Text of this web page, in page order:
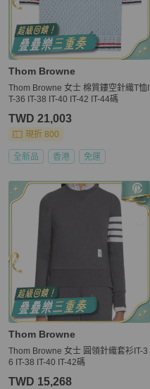
Thom Browne
Thom Browne 女士 棉質鏤空針織T恤I
T-36 IT-38 IT-40 IT-42 IT-44碼
TWD 21,003
現折 800
全新品 香港 免運
Thom Browne
Thom Browne 女士 圓領針織套衫IT-3
6 IT-38 IT-40 IT-42碼
TWD 15,268